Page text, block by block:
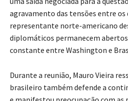
agravamento das tensões entre os
representante norte-americano
diplomáticos permanecem abertos
constante entre Washington e
Durante a reunião, Mauro Vieira
brasileiro também defende a